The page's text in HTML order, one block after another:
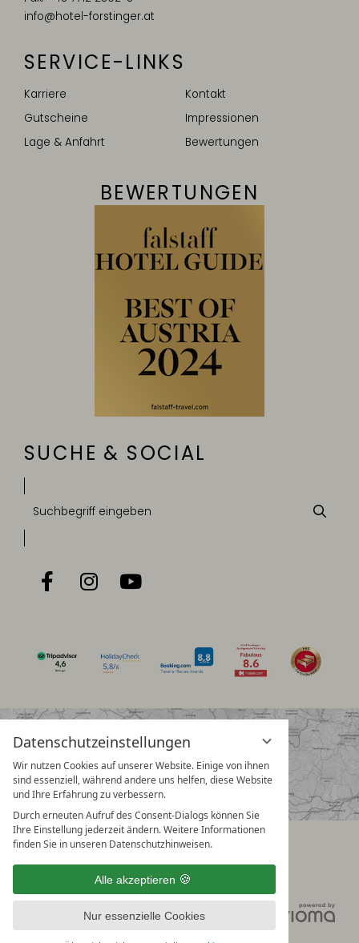
Datenschutzeinstellungen
Wir nutzen Cookies auf unserer Website. Einige von ihnen
sind essenziell, während andere uns helfen, diese Website
und Ihre Erfahrung zu verbessern.
Durch erneuten Aufruf des Consent-Dialogs können Sie
Ihre Einstellung jederzeit ändern. Weitere Informationen
finden Sie in unseren Datenschutzhinweisen.
Alle akzeptieren
Nur essenzielle Cookies
info@hotel-forstinger.at
SERVICE-LINKS
Karriere
Gutscheine
Lage & Anfahrt
Kontakt
Impressionen
Bewertungen
BEWERTUNGEN
SUCHE & SOCIAL
Suchbegriff
Datenschutz
Datenschutzeinstellungen
Impressum